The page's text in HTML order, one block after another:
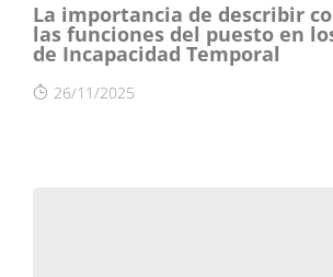
La importancia de describir
las funciones del puesto en
de Incapacidad Temporal
26/11/2025